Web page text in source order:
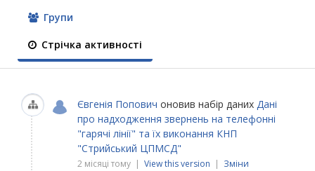
Групи
Стрічка активності
Євгенія Попович оновив набір даних Дані
про надходження звернень на телефонні
"гарячі лінії" та їх виконання КНП
"Стрийський ЦПМСД"
2 місяці тому | View this version | Зміни